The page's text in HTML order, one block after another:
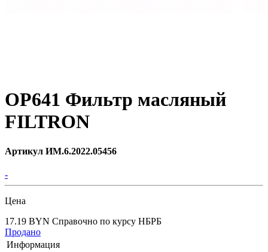
ОР641 Фильтр масляный
FILTRON
Артикул ИМ.6.2022.05456
-
Цена
17.19 BYN Справочно по курсу НБРБ
Продано
Информация